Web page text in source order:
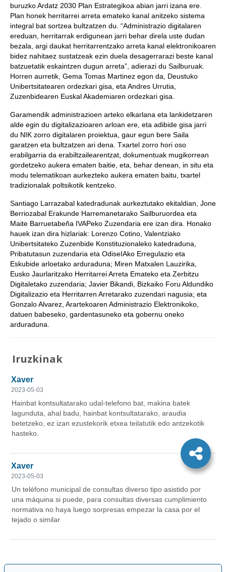
buruzko Ardatz 2030 Plan Estrategikoa abian jarri izana ere.
Plan honek herritarrei arreta emateko kanal anitzeko sistema
integral bat sortzea bultzatzen du. “Administrazio digitalaren
ereduan, herritarrak erdigunean jarri behar direla uste dudan
bezala, argi daukat herritarrentzako arreta kanal elektronikoaren
bidez nahitaez sustatzeak ezin duela desagerrarazi beste kanal
batzuetatik eskaintzen dugun arreta”, adierazi du Sailburuak.
Horren aurretik, Gema Tomas Martinez egon da, Deustuko
Unibertsitatearen ordezkari gisa, eta Andres Urrutia,
Zuzenbidearen Euskal Akademiaren ordezkari gisa.
Garamendik administrazioen arteko elkarlana eta lankidetzaren
alde egin du digitalizazioaren arloan ere, eta adibide gisa jarri
du NIK zorro digitalaren proiektua, gaur egun bere Saila
garatzen eta bultzatzen ari dena. Txartel zorro hori oso
erabilgarria da erabiltzailearentzat, dokumentuak mugikorrean
gordetzeko aukera ematen baitie, eta, behar denean, in situ eta
modu telematikoan aurkezteko aukera ematen baitu, txartel
tradizionalak poltsikotik kentzeko.
Santiago Larrazabal katedradunak aurkeztutako ekitaldian, Jone
Berriozabal Erakunde Harremanetarako Sailburuordea eta
Maite Barruetabeña IVAPeko Zuzendaria ere izan dira. Honako
hauek izan dira hizlariak: Lorenzo Cotino, Valentziako
Unibertsitateko Zuzenbide Konstituzionaleko katedraduna,
Pribatutasun zuzendaria eta OdiseIAko Erregulazio eta
Eskubide arloetako arduraduna; Miren Matxalen Lauzirika,
Eusko Jaurlaritzako Herritarrei Arreta Emateko eta Zerbitzu
Digitaletako zuzendaria; Javier Bikandi, Bizkaiko Foru Aldundiko
Digitalizazio eta Herritarren Arretarako zuzendari nagusia; eta
Gonzalo Alvarez, Arartekoaren Administrazio Elektronikoko,
datuen babeseko, gardentasuneko eta gobernu oneko
arduraduna.
Iruzkinak